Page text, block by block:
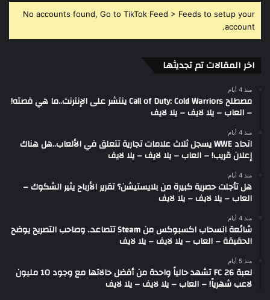
No accounts found, Go to TikTok Feed > Feeds to setup your
account.
اخر المقالات تم تجديثها
منذ 4 أيام
مصطلح Call of Duty: Cold Warriors ينتشر على الإنترنت..ما هي قصته!
– العاب – يلا لايف – يلا لايف
منذ 4 أيام
اتحاد WWE يسجل ثلاث علامات تجارية تتعلق في الألعاب..هل هناك
إعلان قريب! – العاب – يلا لايف – يلا لايف
منذ 4 أيام
هل تأجلت حصرية كبيرة من بلايستيشن؟ تقرير الأرباح يثير الشكوك –
العاب – يلا لايف – يلا لايف
منذ 4 أيام
شائعة انسحاب اكسبوكس من Steam تتصاعد.. وصاحب التصريح يوضح
الحقيقة – العاب – يلا لايف – يلا لايف
منذ 5 أيام
لعبة FC 26 تشهد حالياً واحدة من أفضل حالاتها مع وجود 10 مليون
لاعب شهرياً! – العاب – يلا لايف – يلا لايف